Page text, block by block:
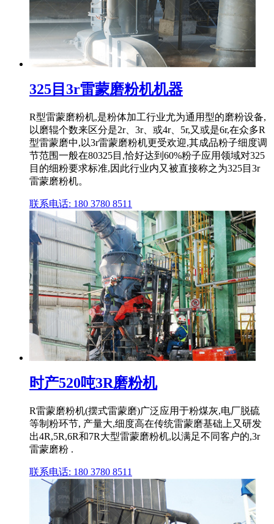
325目3r雷蒙磨粉机机器
R型雷蒙磨粉机,是粉体加工行业尤为通用型的磨粉设备,
以磨辊个数来区分是2r、3r、或4r、5r,又或是6r,在众多R
型雷蒙磨中,以3r雷蒙磨粉机更受欢迎,其成品粉子细度调
节范围一般在80325目,恰好达到60%粉子应用领域对325
目的细粉要求标准,因此行业内又被直接称之为325目3r
雷蒙磨粉机。
联系电话: 180 3780 8511
时产520吨3R磨粉机
R雷蒙磨粉机(摆式雷蒙磨)广泛应用于粉煤灰,电厂脱硫
等制粉环节, 产量大,细度高在传统雷蒙磨基础上又研发
出4R,5R,6R和7R大型雷蒙磨粉机,以满足不同客户的,3r
雷蒙磨粉 .
联系电话: 180 3780 8511